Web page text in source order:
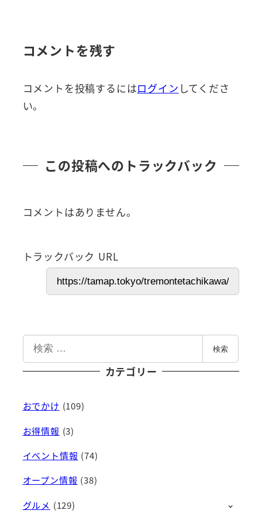
コメントを残す
コメントを投稿するにはログイン してくださ
い。
この投稿へのトラックバック
コメントはありません。
トラックバック URL
索
検索
カテゴリー
おでかけ (109)
お得情報 (3)
イベント情報 (74)
オープン情報 (38)
グルメ (129)